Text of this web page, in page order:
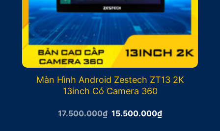
Màn Hình Android Zestech ZT13 2K
13inch Có Camera 360
17.500.000₫ Giá
15.500.000₫Giá